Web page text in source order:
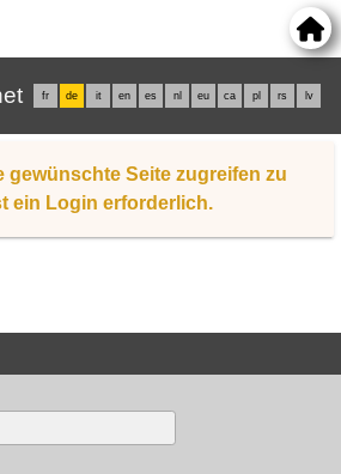
fr de it en es nl eu ca pl rs lv
gewünschte Seite zugreifen zu
ein Login erforderlich.